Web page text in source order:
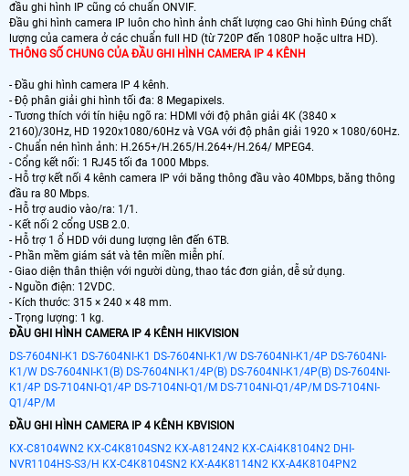
đầu ghi hình IP cũng có chuẩn ONVIF.
Đầu ghi hình camera IP luôn cho hình ảnh chất lượng cao Ghi hình Đúng chất
lượng của camera ở các chuẩn full HD (từ 720P đến 1080P hoặc ultra HD).
THÔNG SỐ CHUNG CỦA ĐẦU GHI HÌNH CAMERA IP 4 KÊNH
- Đầu ghi hình camera IP 4 kênh.
- Độ phân giải ghi hình tối đa: 8 Megapixels.
- Tương thích với tín hiệu ngõ ra: HDMI với độ phân giải 4K (3840 ×
2160)/30Hz, HD 1920x1080/60Hz và VGA với độ phân giải 1920 × 1080/60Hz.
- Chuẩn nén hình ảnh: H.265+/H.265/H.264+/H.264/ MPEG4.
- Cổng kết nối: 1 RJ45 tối đa 1000 Mbps.
- Hỗ trợ kết nối 4 kênh camera IP với băng thông đầu vào 40Mbps, băng thông
đầu ra 80 Mbps.
- Hỗ trợ audio vào/ra: 1/1.
- Kết nối 2 cổng USB 2.0.
- Hỗ trợ 1 ổ HDD với dung lượng lên đến 6TB.
- Phần mềm giám sát và tên miền miễn phí.
- Giao diện thân thiện với người dùng, thao tác đơn giản, dễ sử dụng.
- Nguồn điện: 12VDC.
- Kích thước: 315 × 240 × 48 mm.
- Trọng lượng: 1 kg.
ĐẦU GHI HÌNH CAMERA IP 4 KÊNH HIKVISION
DS-7604NI-K1
DS-7604NI-K1 DS-7604NI-K1/W DS-7604NI-K1/4P DS-7604NI-
K1/W DS-7604NI-K1(B) DS-7604NI-K1/4P(B) DS-7604NI-K1/4P(B) DS-7604NI-
K1/4P DS-7104NI-Q1/4P DS-7104NI-Q1/M DS-7104NI-Q1/4P/M DS-7104NI-
Q1/4P/M
ĐẦU GHI HÌNH CAMERA IP 4 KÊNH KBVISION
KX-C8104WN2 KX-C4K8104SN2 KX-A8124N2 KX-CAi4K8104N2 DHI-
NVR1104HS-S3/H KX-C4K8104SN2 KX-A4K8114N2 KX-A4K8104PN2